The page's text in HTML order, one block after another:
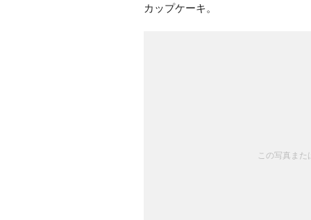
カップケーキ。
この写真ま